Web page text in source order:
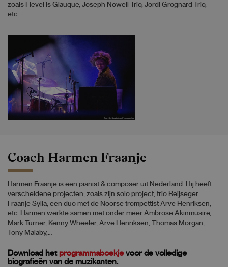
zoals Fievel Is Glauque, Joseph Nowell Trio, Jordi Grognard Trio,
etc.
Coach Harmen Fraanje
Harmen Fraanje is een pianist & composer uit Nederland. Hij heeft
verscheidene projecten, zoals zijn solo project, trio Reijseger
Fraanje Sylla, een duo met de Noorse trompettist Arve Henriksen,
etc. Harmen werkte samen met onder meer Ambrose Akinmusire,
Mark Turner, Kenny Wheeler, Arve Henriksen, Thomas Morgan,
Tony Malaby,…
Download het programmaboekje voor de volledige
biografieën van de muzikanten.